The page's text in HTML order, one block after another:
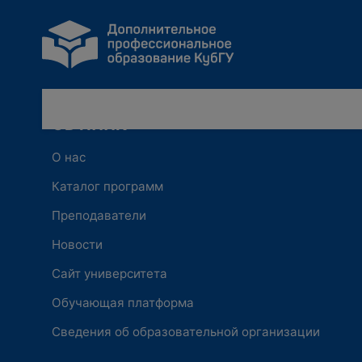
ОБ ИППК
О нас
Каталог программ
Преподаватели
Новости
Сайт университета
Обучающая платформа
Сведения об образовательной организации